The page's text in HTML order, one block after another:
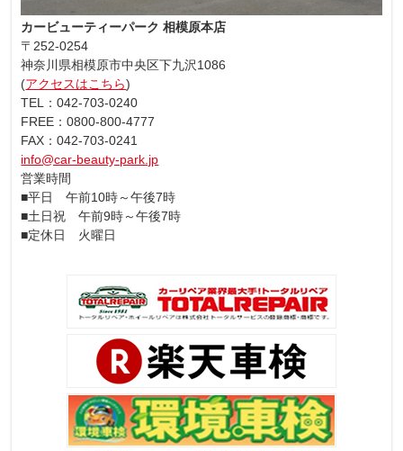
カービューティーパーク 相模原本店
〒252-0254
神奈川県相模原市中央区下九沢1086
(アクセスはこちら)
TEL：042-703-0240
FREE：0800-800-4777
FAX：042-703-0241
info@car-beauty-park.jp
営業時間
■平日 午前10時～午後7時
■土日祝 午前9時～午後7時
■定休日 火曜日